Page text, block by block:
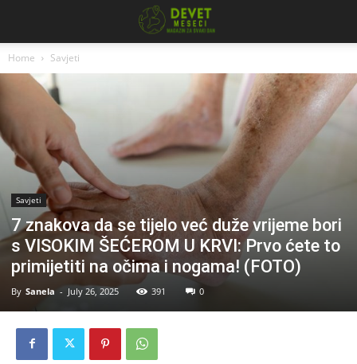
Home Savjeti
Savjeti
7 znakova da se tijelo već duže vrijeme bori
s VISOKIM ŠEĆEROM U KRVI: Prvo ćete to
primijetiti na očima i nogama! (FOTO)
By Sanela - July 26, 2025 391 0